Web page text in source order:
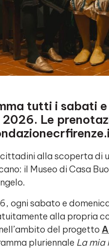
tutti i sabati
Le
alla scoperta di
il Museo di Casa
ogni sabato e
alla propria
del progetto
pluriennale La mia